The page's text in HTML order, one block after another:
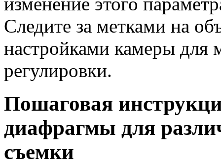
Следите за метками на
настройками камеры для
регулировки.
Пошаговая
диафрагмы для
съемки